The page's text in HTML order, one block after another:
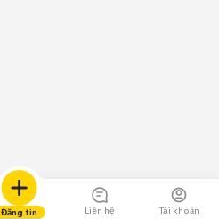
Đăng tin Liên hệ Tài khoản